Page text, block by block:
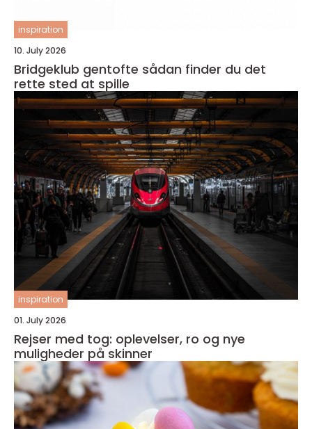
inspiration
10. July 2026
Bridgeklub gentofte sådan finder du det
rette sted at spille
inspiration
01. July 2026
Rejser med tog: oplevelser, ro og nye
muligheder på skinner